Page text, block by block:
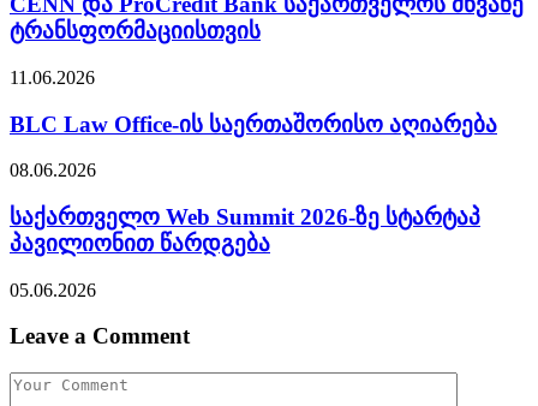
ტრანსფორმაციისთვის
11.06.2026
BLC Law Office-ის საერთაშორისო აღიარება
08.06.2026
საქართველო Web Summit 2026-ზე სტარტაპ
პავილიონით წარდგება
05.06.2026
Leave a Comment